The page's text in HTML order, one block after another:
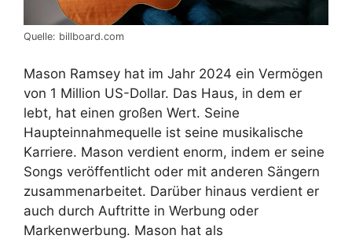
Quelle: billboard.com
Mason Ramsey hat im Jahr 2024 ein Vermögen
von 1 Million US-Dollar. Das Haus, in dem er
lebt, hat einen großen Wert. Seine
Haupteinnahmequelle ist seine musikalische
Karriere. Mason verdient enorm, indem er seine
Songs veröffentlicht oder mit anderen Sängern
zusammenarbeitet. Darüber hinaus verdient er
auch durch Auftritte in Werbung oder
Markenwerbung. Mason hat als